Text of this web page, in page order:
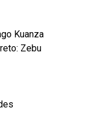
Kuanza
Zebu